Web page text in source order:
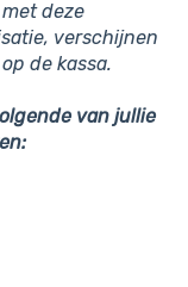
deze
verschijnen
de kassa.
van jullie